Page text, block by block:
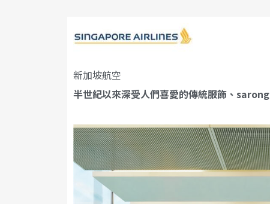
新加坡航空
半世紀以來深受人們喜愛的傳統服飾、